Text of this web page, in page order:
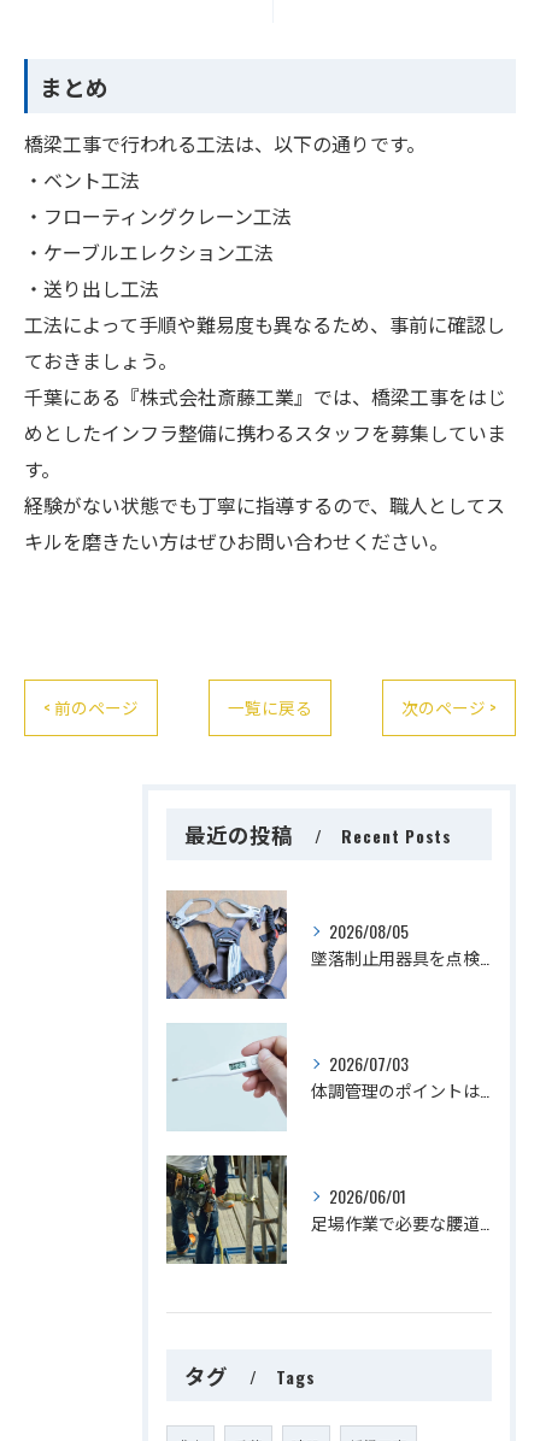
まとめ
橋梁工事で行われる工法は、以下の通りです。
・ベント工法
・フローティングクレーン工法
・ケーブルエレクション工法
・送り出し工法
工法によって手順や難易度も異なるため、事前に確認し
ておきましょう。
千葉にある『株式会社斎藤工業』では、橋梁工事をはじ
めとしたインフラ整備に携わるスタッフを募集していま
す。
経験がない状態でも丁寧に指導するので、職人としてス
キルを磨きたい方はぜひお問い合わせください。
< 前のページ 一覧に戻る 次のページ >
最近の投稿 Recent Posts
2026/08/05
2026/07/03
2026/06/01
タグ Tags